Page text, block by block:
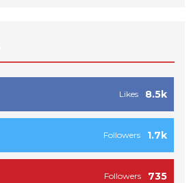
8.5k
Likes
1.7k
Followers
735
Followers